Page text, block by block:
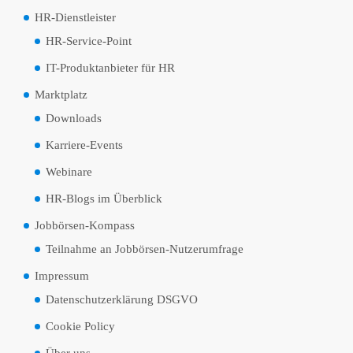
HR-Dienstleister
HR-Service-Point
IT-Produktanbieter für HR
Marktplatz
Downloads
Karriere-Events
Webinare
HR-Blogs im Überblick
Jobbörsen-Kompass
Teilnahme an Jobbörsen-Nutzerumfrage
Impressum
Datenschutzerklärung DSGVO
Cookie Policy